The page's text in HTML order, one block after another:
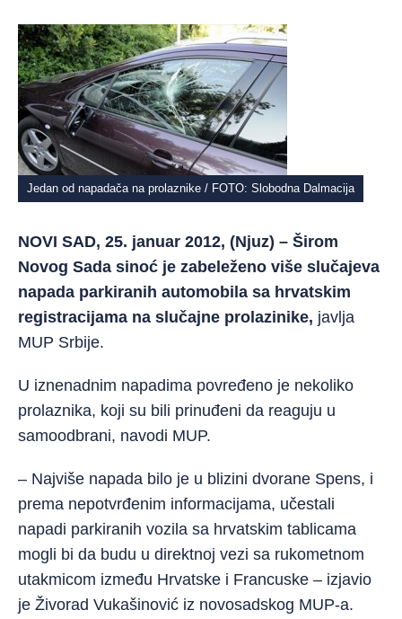
Jedan od napadača na prolaznike / FOTO: Slobodna Dalmacija
NOVI SAD, 25. januar 2012, (Njuz) – Širom
Novog Sada sinoć je zabeleženo više slučajeva
napada parkiranih automobila sa hrvatskim
registracijama na slučajne prolazinike, javlja
MUP Srbije.
U iznenadnim napadima povređeno je nekoliko
prolaznika, koji su bili prinuđeni da reaguju u
samoodbrani, navodi MUP.
– Najviše napada bilo je u blizini dvorane Spens, i
prema nepotvrđenim informacijama, učestali
napadi parkiranih vozila sa hrvatskim tablicama
mogli bi da budu u direktnoj vezi sa rukometnom
utakmicom između Hrvatske i Francuske – izjavio
je Živorad Vukašinović iz novosadskog MUP-a.